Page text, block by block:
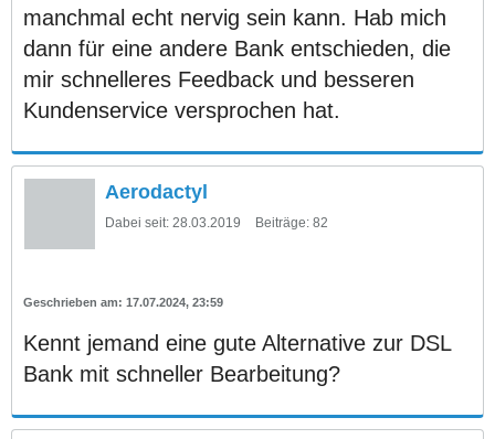
manchmal echt nervig sein kann. Hab mich
dann für eine andere Bank entschieden, die
mir schnelleres Feedback und besseren
Kundenservice versprochen hat.
Aerodactyl
Dabei seit: 28.03.2019 Beiträge: 82
17.07.2024, 23:59
Kennt jemand eine gute Alternative zur DSL
Bank mit schneller Bearbeitung?